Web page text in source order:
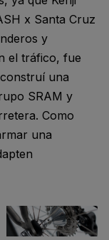
x Santa Cruz
y
el tráfico, fue
una
SRAM y
Como
una